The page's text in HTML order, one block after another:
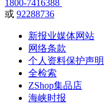
1800-7416388
或 92288736
新报业媒体网站
网络条款
个人资料保护声明
全检索
ZShop集品店
海峡时报